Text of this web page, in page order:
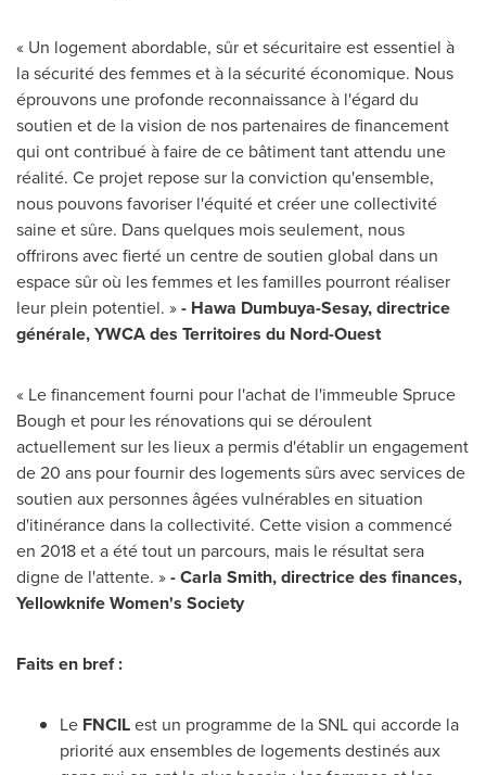
« Un logement abordable, sûr et sécuritaire est essentiel à
la sécurité des femmes et à la sécurité économique. Nous
éprouvons une profonde reconnaissance à l'égard du
soutien et de la vision de nos partenaires de financement
qui ont contribué à faire de ce bâtiment tant attendu une
réalité. Ce projet repose sur la conviction qu'ensemble,
nous pouvons favoriser l'équité et créer une collectivité
saine et sûre. Dans quelques mois seulement, nous
offrirons avec fierté un centre de soutien global dans un
espace sûr où les femmes et les familles pourront réaliser
leur plein potentiel. »- Hawa Dumbuya-Sesay, directrice
générale, YWCA des Territoires du Nord-Ouest
« Le financement fourni pour l'achat de l'immeuble Spruce
Bough et pour les rénovations qui se déroulent
actuellement sur les lieux a permis d'établir un engagement
de 20 ans pour fournir des logements sûrs avec services de
soutien aux personnes âgées vulnérables en situation
d'itinérance dans la collectivité. Cette vision a commencé
en 2018 eta été tout un parcours, mais le résultat sera
digne de l'attente. »- Carla Smith, directrice des finances,
Yellowknife Women's Society
Faits en bref :
Le FNCILest un programme de la SNL qui accorde la
priorité aux ensembles de logements destinés aux